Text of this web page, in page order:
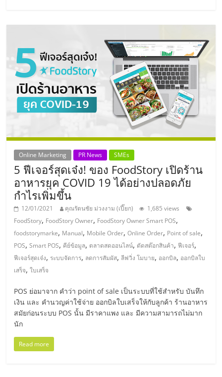
ที่
ปรึกษา
แฟ
รน
ไชส์,
รวม
แฟ
รน
ไชส์
ขาย
แฟ
Online Marketing PR News SMEs
5 ฟีเจอร์สุดเจ๋ง! ของ FoodStory เปิดร้าน
อาหารยุค COVID 19 ได้อย่างปลอดภัย
กำไรเพิ่มขึ้น
12/01/2021 คุณรัตนชัย ม่วงงาม (เปี๊ยก)
1,685 views
FoodStory, FoodStory Owner, FoodStory Owner Smart POS,
foodstorymarke, Manual, Mobile Order,Online Order, Point of sale,
POS,Smart POS, คีย์ข้อมูล, ตลาดสดออนไลน์, ตัดสต๊อกสินค้า,ฟีเจอร์,
ฟีเจอร์สุดเจ๋ง, ระบบจัดการ, ลดการสัมผัส,ลีฟวิ่ง โมบาย, ออกบิล, ออกบิลใบ
เสร็จ,ใบเสร็จ
POS ย่อมาจาก คำว่า point of sale เป็นระบบที่ใช้สำหรับ บันทึก
เงิน และ คำนวญค่าใช้จ่าย ออกบิลใบเสร็จให้กับลูกค้า ร้านอาหาร
สมัยก่อนระบบ POS นั้น มีราคาแพง และ มีความสามารถไม่มาก
นัก
Read more